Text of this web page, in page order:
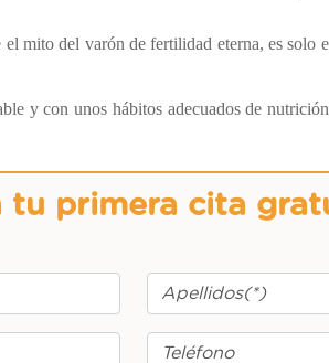
mito del varón de fertilidad eterna, es
y con unos hábitos adecuados de
tu primera cita